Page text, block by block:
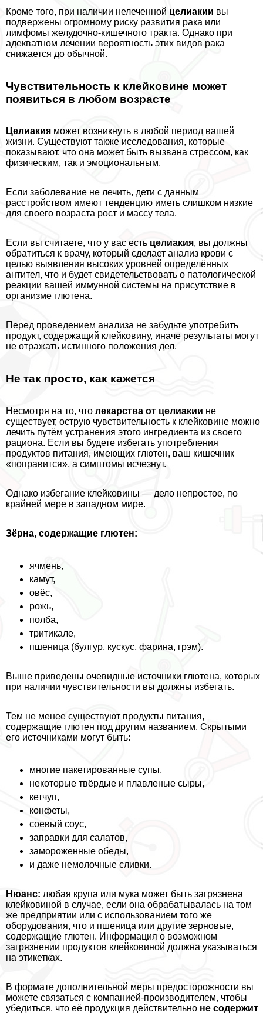
Кроме того, при наличии нелеченной целиакии вы
подвержены огромному риску развития paка или
лимфомы желудочно-кишечного тpaкта. Однако при
адекватном лечении вероятность этих видов paка
снижается до обычной.
Чувствительность к клейковине может
появиться в любом возрасте
Целиакия может возникнуть в любой период вашей
жизни. Существуют также исследования, которые
показывают, что она может быть вызвана стрессом, как
физическим, так и эмоциональным.
Если заболевание не лечить, дети с данным
расстройством имеют тенденцию иметь слишком низкие
для своего возраста рост и массу тела.
Если вы считаете, что у вас есть целиакия, вы должны
обратиться к врачу, который сделает анализ крови с
целью выявления высоких уровней определённых
антител, что и будет свидетельствовать о патологической
реакции вашей иммунной системы на присутствие в
организме глютена.
Перед проведением анализа не забудьте употребить
продукт, содержащий клейковину, иначе результаты могут
не отражать истинного положения дел.
Не так просто, как кажется
Несмотря на то, что лекарства от целиакии не
существует, острую чувствительность к клейковине можно
лечить путём устранения этого ингредиента из своего
рациона. Если вы будете избегать употрeбления
продуктов питания, имеющих глютен, ваш кишечник
«поправится», а симптомы исчезнут.
Однако избегание клейковины — дело непростое, по
крайней мере в западном мире.
Зёрна, содержащие глютен:
ячмень,
камут,
овёс,
рожь,
полба,
тритикале,
пшеница (булгур, кускус, фарина, грэм).
Выше приведены очевидные источники глютена, которых
при наличии чувствительности вы должны избегать.
Тем не менее существуют продукты питания,
содержащие глютен под другим названием. Скрытыми
его источниками могут быть:
многие пакетированные супы,
некоторые твёрдые и плавленые сыры,
кетчуп,
конфеты,
соевый соус,
заправки для салатов,
замороженные обеды,
и даже немолочные сливки.
Нюанс: любая крупа или мука может быть загрязнена
клейковиной в случае, если она обpaбатывалась на том
же предприятии или с использованием того же
оборудования, что и пшеница или другие зерновые,
содержащие глютен. Информация о возможном
загрязнении продуктов клейковиной должна указываться
на этикетках.
В формате дополнительной меры предосторожности вы
можете связаться с компанией-производителем, чтобы
убедиться, что её продукция действительно не содержит